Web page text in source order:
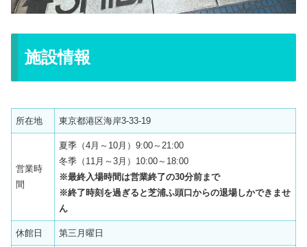
施設情報
所在地 東京都港区海岸3-33-19
営業時
間
夏季（4月～10月）9:00～21:00
冬季（11月～3月）10:00～18:00
※最終入場時間は営業終了の30分前まで
※終了時刻を過ぎると芝浦ふ頭口からの退場しかできませ
ん
休館日 第三月曜日